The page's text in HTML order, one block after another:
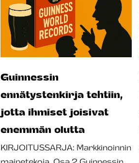
Guinnessin
ennätystenkirja tehtiin,
jotta ihmiset joisivat
enemmän olutta
KIRJOITUSSARJA: Markkinoinnin